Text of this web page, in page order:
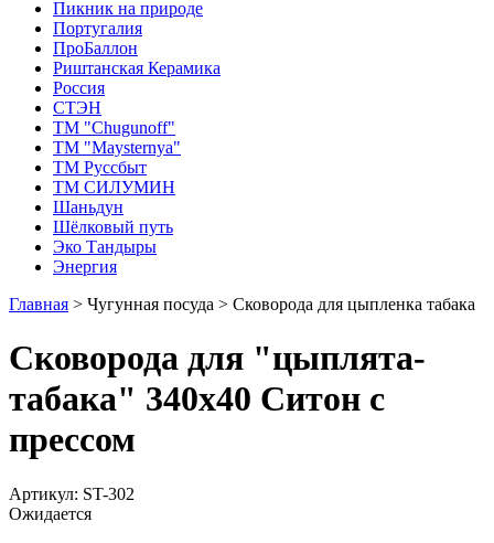
Пикник на природе
Португалия
ПроБаллон
Риштанская Керамика
Россия
СТЭН
ТМ "Chugunoff"
ТМ "Maysternya"
ТМ Руссбыт
ТМ СИЛУМИН
Шаньдун
Шёлковый путь
Эко Тандыры
Энергия
Главная > Чугунная посуда > Сковорода для цыпленка табака
Сковорода для "цыплята-
табака" 340х40 Ситон с
прессом
Артикул: ST-302
Ожидается